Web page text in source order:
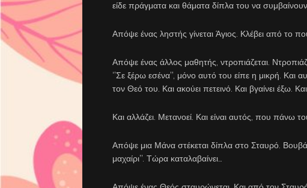
είδε πράγματα και θάματα δίπλα του να
Απόψε ένας ληστής γίνεται Άγιος. Κλέβει από το
Απόψε ένας άλλος μαθητής, ντροπιάζεται.
‘’Σε ξέρω εσένα’’, μόνο αυτό του είπε η μικρή. Και
τον Θεό του. Και ακούει πετεινό. Και βγαίνει έξω.
Και αλλάζει. Μετανοεί. Και είναι αυτός, που πάνω
Απόψε μια Μάνα στέκεται δίπλα στο Σταυρό.
μαχαίρι’’. Τώρα καταλαβαίνει…